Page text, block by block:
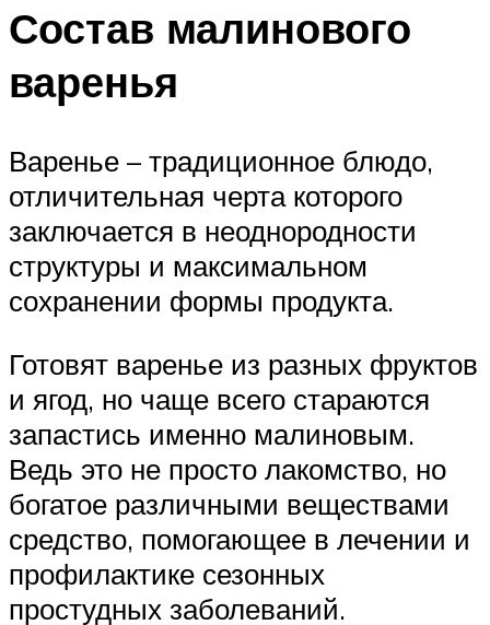
Состав малинового
варенья
Варенье – традиционное блюдо,
отличительная черта которого
заключается в неоднородности
структуры и максимальном
сохранении формы продукта.
Готовят варенье из разных фруктов
и ягод, но чаще всего стараются
запастись именно малиновым.
Ведь это не просто лакомство, но
богатое различными веществами
средство, помогающее в лечении и
профилактике сезонных
простудных заболеваний.